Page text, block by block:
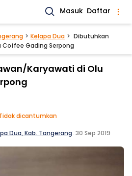
Masuk Daftar
Kelapa Dua
Dibutuhkan
Gading Serpong
Karyawati di Olu
dicantumkan
Dua, Kab. Tangerang. 30 Sep 2019